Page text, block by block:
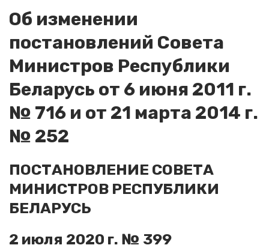
Об изменении
постановлений Совета
Министров Республики
Беларусь от 6 июня 2011 г.
№ 716 и от 21 марта 2014 г.
№ 252
ПОСТАНОВЛЕНИЕ СОВЕТА
МИНИСТРОВ РЕСПУБЛИКИ
БЕЛАРУСЬ
2 июля 2020 г. № 399